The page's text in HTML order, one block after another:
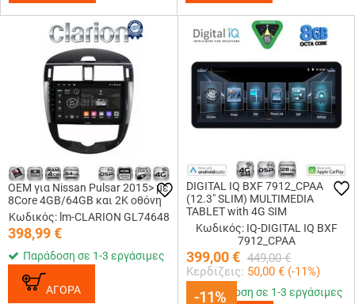
OEM για Nissan Pulsar 2015> με
8Core 4GB/64GB και 2Κ οθόνη
Κωδικός: lm-CLARION GL74648
398,99€
Παράδοση σε 1-3 εργάσιμες
ΑΓΟΡΑ -11%
DIGITAL IQ BXF 7912_CPAA
(12.3" SLIM) MULTIMEDIA
TABLET with 4G SIM
Κωδικός: IQ-DIGITAL IQ BXF
7912_CPAA
399,00€ 449,00 €
Κερδίζεις: 50,00 € (-11%)
-11%
Παράδοση σε 1-3 εργάσιμες